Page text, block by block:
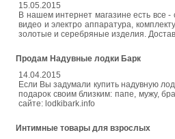
15.05.2015
В нашем интернет магазине есть все
видео и электро аппаратура,
золотые и серебряные изделия.
Продам Надувные лодки Барк
14.04.2015
Если Вы задумали купить надувную
подарок своим близким: папе, мужу,
сайте: lodkibark.info
Интимные товары для взрослых